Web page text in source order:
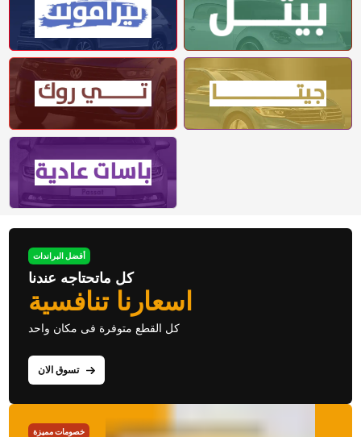
أفضل البراندات
كل ماتحتاجه عندنا
اسعارنا تنافسية
كل القطع متوفرة فى مكان واحد
تسوق الان
خصومات مميزة